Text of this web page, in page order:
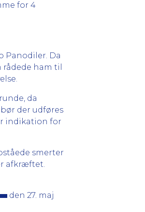
for 4
Panodiler. Da
ham til
da
der udføres
indikation for
smerter
afkræftet.
den 27. maj